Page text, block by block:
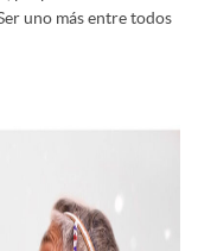
uno más entre todos